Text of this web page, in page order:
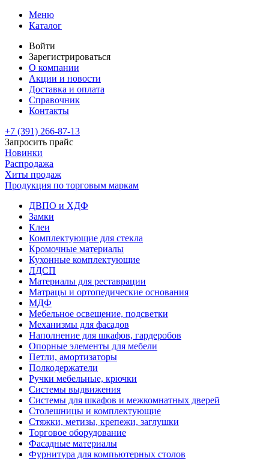
Меню
Каталог
Войти
Зарегистрироваться
О компании
Акции и новости
Доставка и оплата
Справочник
Контакты
+7 (391) 266-87-13
Запросить прайс
Новинки
Распродажа
Хиты продаж
Продукция по торговым маркам
ДВПО и ХДФ
Замки
Клеи
Комплектующие для стекла
Кромочные материалы
Кухонные комплектующие
ЛДСП
Материалы для реставрации
Матрацы и ортопедические основания
МДФ
Мебельное освещение, подсветки
Механизмы для фасадов
Наполнение для шкафов, гардеробов
Опорные элементы для мебели
Петли, амортизаторы
Полкодержатели
Ручки мебельные, крючки
Системы выдвижения
Системы для шкафов и межкомнатных дверей
Столешницы и комплектующие
Стяжки, метизы, крепежи, заглушки
Торговое оборудование
Фасадные материалы
Фурнитура для компьютерных столов